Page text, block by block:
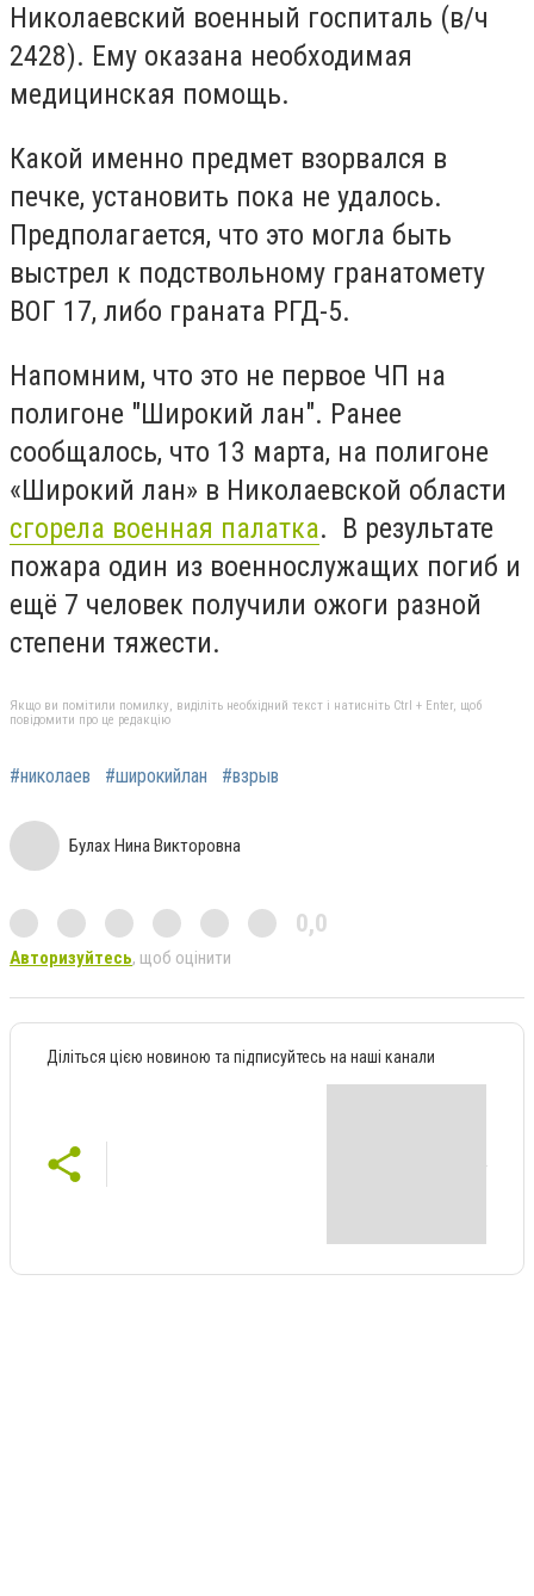
Николаевский военный госпиталь (в/ч
2428). Ему оказана необходимая
медицинская помощь.
Какой именно предмет взорвался в
печке, установить пока не удалось.
Предполагается, что это могла быть
выстрел к подствольному гранатомету
ВОГ 17, либо граната РГД-5.
Напомним, что это не первое ЧП на
полигоне "Широкий лан". Ранее
сообщалось, что 13 марта, на полигоне
«Широкий лан» в Николаевской области
сгорела военная палатка. В результате
пожара один из военнослужащих погиб и
ещё 7 человек получили ожоги разной
степени тяжести.
Якщо ви помітили помилку, виділіть необхідний текст і натисніть Ctrl + Enter, щоб
повідомити про це редакцію
#николаев #широкийлан #взрыв
Булах Нина Викторовна
0,0
Авторизуйтесь, щоб оцінити
Діліться цією новиною та підписуйтесь на наші канали